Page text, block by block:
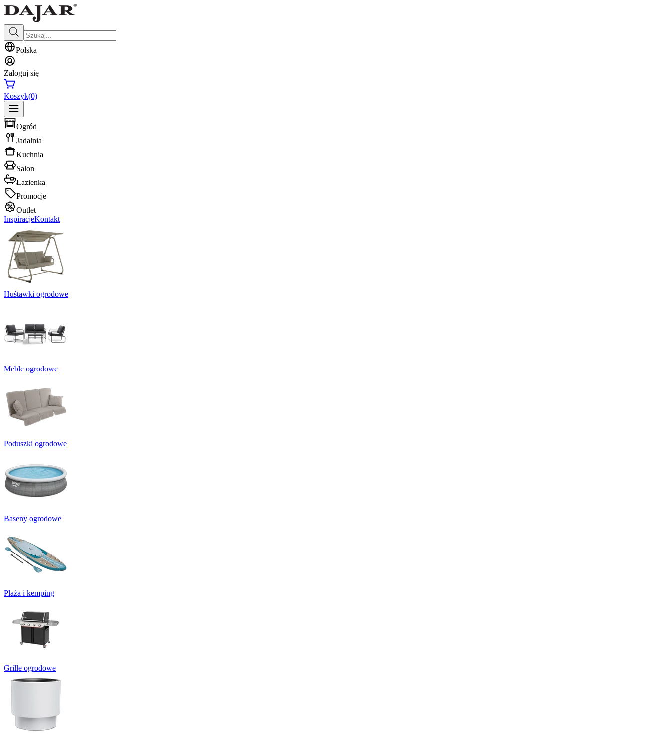
Polska
Zaloguj się
Koszyk(0)
Ogród
Jadalnia
Kuchnia
Salon
Łazienka
Promocje
Outlet
InspiracjeKontakt
Huśtawki ogrodowe
Meble ogrodowe
Poduszki ogrodowe
Baseny ogrodowe
Plaża i kemping
Grille ogrodowe